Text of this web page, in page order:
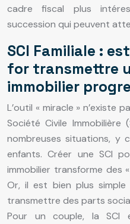
cadre fiscal plus
succession qui peuvent
SCI Familiale :
for transmettre
immobilier
L’outil « miracle » n’existe
Société Civile Immobilière
nombreuses situations, y
enfants. Créer une SCI
immobilier transforme des
Or, il est bien plus
transmettre des parts
Pour un couple, la SCI